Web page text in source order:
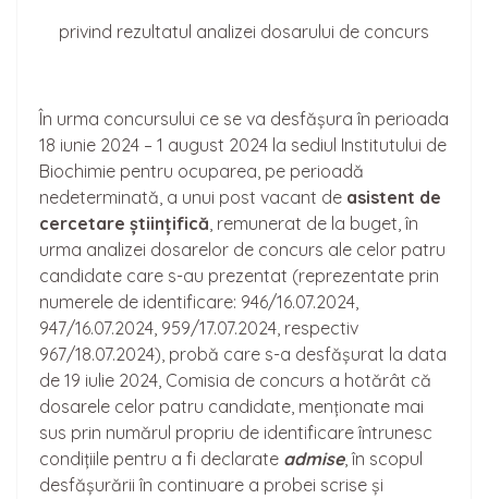
privind rezultatul analizei dosarului de concurs
În urma concursului ce se va desfășura în perioada
18 iunie 2024 – 1 august 2024 la sediul Institutului de
Biochimie pentru ocuparea, pe perioadă
nedeterminată, a unui post vacant de asistent de
cercetare științifică, remunerat de la buget, în
urma analizei dosarelor de concurs ale celor patru
candidate care s-au prezentat (reprezentate prin
numerele de identificare: 946/16.07.2024,
947/16.07.2024, 959/17.07.2024, respectiv
967/18.07.2024), probă care s-a desfășurat la data
de 19 iulie 2024, Comisia de concurs a hotărât că
dosarele celor patru candidate, menționate mai
sus prin numărul propriu de identificare întrunesc
condițiile pentru a fi declarate admise, în scopul
desfășurării în continuare a probei scrise și